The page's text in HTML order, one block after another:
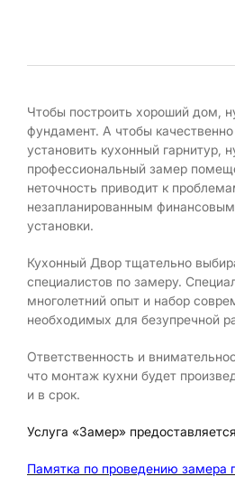
Чтобы построить хороший дом,
фундамент. А чтобы качественно
установить кухонный гарнитур,
профессиональный замер
неточность приводит к
незапланированным
установки.
Кухонный Двор тщательно
специалистов по замеру.
многолетний опыт и набор
необходимых для безупречной
Ответственность и
что монтаж кухни будет
и в срок.
Услуга «Замер»
Памятка по проведению замера